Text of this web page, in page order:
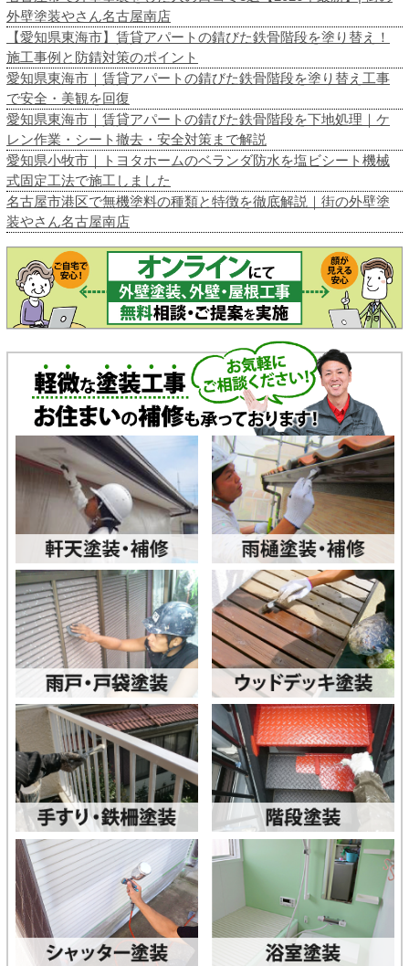
外壁塗装やさん名古屋南店
【愛知県東海市】賃貸アパートの錆びた鉄骨階段を塗り替え！
施工事例と防錆対策のポイント
愛知県東海市｜賃貸アパートの錆びた鉄骨階段を塗り替え工事
で安全・美観を回復
愛知県東海市｜賃貸アパートの錆びた鉄骨階段を下地処理｜ケ
レン作業・シート撤去・安全対策まで解説
愛知県小牧市｜トヨタホームのベランダ防水を塩ビシート機械
式固定工法で施工しました
名古屋市港区で無機塗料の種類と特徴を徹底解説｜街の外壁塗
装やさん名古屋南店